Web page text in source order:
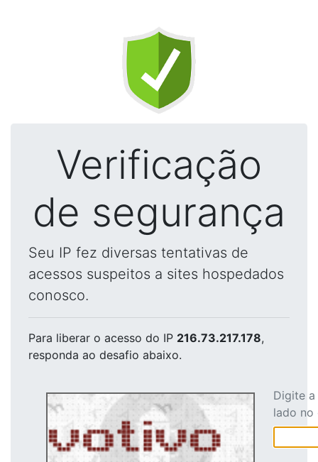
Verificação
de segurança
Seu IP fez diversas tentativas de
acessos suspeitos a sites hospedados
conosco.
Para liberar o acesso do IP 216.73.217.178,
responda ao desafio abaixo.
Digite
lado no